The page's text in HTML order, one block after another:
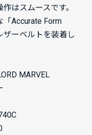
はスムースです。
Accurate Form
ザーベルトを装着し
MARVEL